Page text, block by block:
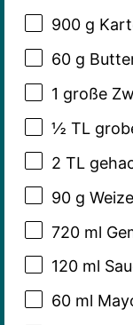
900 g
60 g
1 große
½ TL
2 TL
90 g
720ml
120ml
60ml